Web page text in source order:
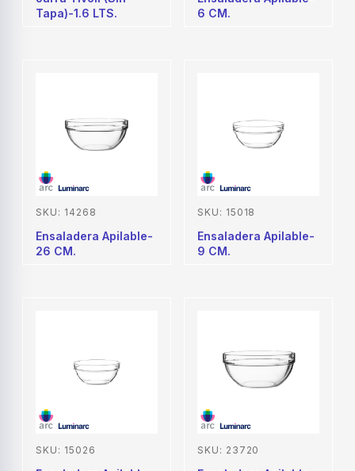
Tapa)-1.6 LTS.
6 CM.
SKU: 14268
Ensaladera Apilable-
26 CM.
SKU: 15018
Ensaladera Apilable-
9 CM.
SKU: 15026 SKU: 23720